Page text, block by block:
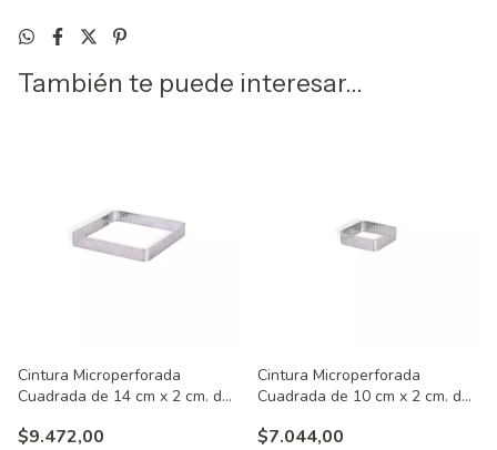
También te puede interesar...
Cintura Microperforada
Cuadrada de 14 cm x 2 cm. de
$9.472,00
Cintura Microperforada
Cuadrada de 10 cm x 2 cm. de
$7.044,00